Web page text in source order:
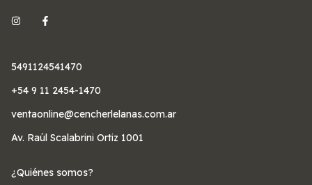
5491124541470
+54 9 11 2454-1470
ventaonline@cencherlelanas.com.ar
Av. Raúl Scalabrini Ortiz 1001
¿Quiénes somos?